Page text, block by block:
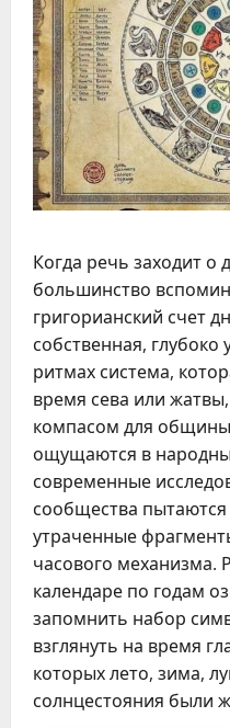
Когда речь заходит о
большинство
григорианский счет
собственная,
ритмах система,
время сева или
компасом для
ощущаются в
современные
сообщества пытаются
утраченные
часового механизма.
календаре по годам
запомнить набор
взглянуть на время
которых лето, зима,
солнцестояния были